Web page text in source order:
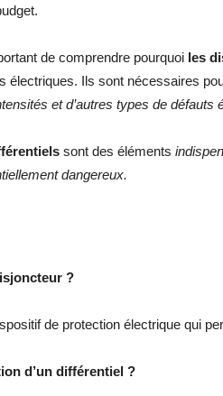
de comprendre pourquoi les
électriques. Ils sont nécessaires
et d’autres types de défauts
sont des éléments
dangereux.
?
de protection électrique qui
d’un différentiel ?